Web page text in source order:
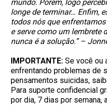
mundo. Porém, logo
longe de terminar… Enfim,
todos nós que
e serve como um lembrete
nunca é a solução.” –
IMPORTANTE: Se você ou
enfrentando problemas de
pensamentos suicidas,
Para suporte confidencial
por dia, 7 dias por semana,